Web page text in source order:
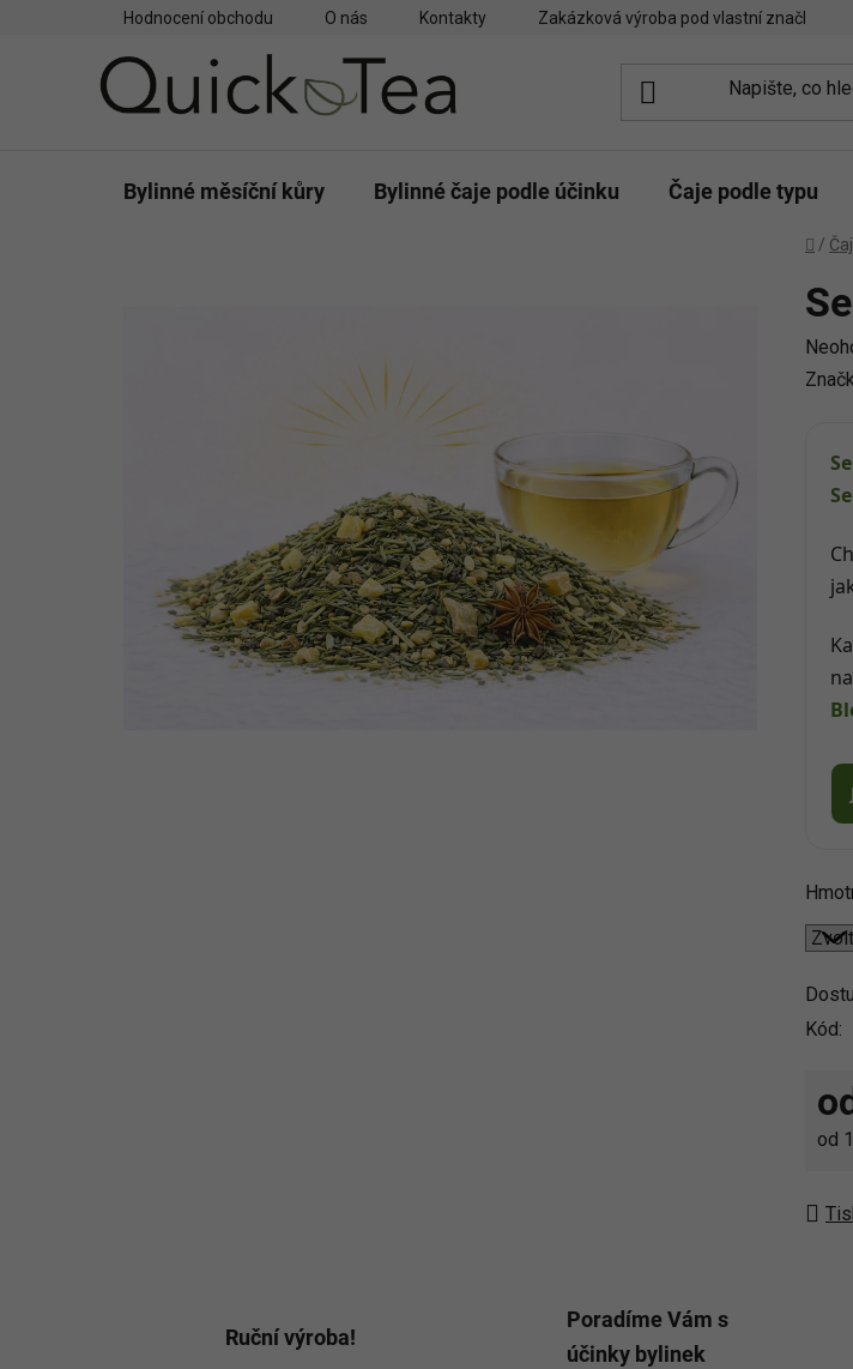
Hodnocení obchodu O nás Kontakty Zakázková výroba pod vlastní značkou
Bylinné měsíční kůry Bylinné čaje podle účinku Čaje podle typu
/
Kód:
od
Ruční výroba!
Poradíme Vám s
účinky bylinek